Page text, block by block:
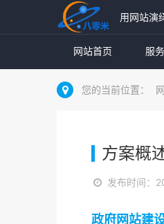
用网站演
网站首页 服
您的当前位置：
方案概
发布时间：
政府网站建